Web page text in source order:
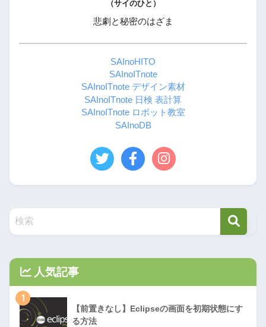
（サイのひと）
悲劇と秘密のはざま
SAInoHITO
SAInoITnote
SAInoITnote デザイン素材
SAInoITnote 日検 表計算
SAInoITnote ロボット教室
SAInoDB
人気記事
1
【前置きなし】Eclipseの画面を初期状態にす
る方法